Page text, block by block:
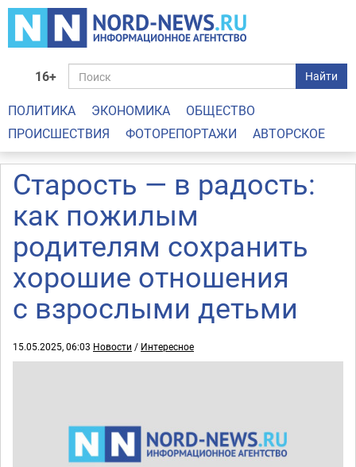
16+ Найти
ПОЛИТИКА ЭКОНОМИКА
ОБЩЕСТВО
ПРОИСШЕСТВИЯ
ФОТОРЕПОРТАЖИ АВТОРСКОЕ
Старость — в радость:
как пожилым
родителям сохранить
хорошие отношения
с взрослыми детьми
15.05.2025, 06:03 Новости / Интересное